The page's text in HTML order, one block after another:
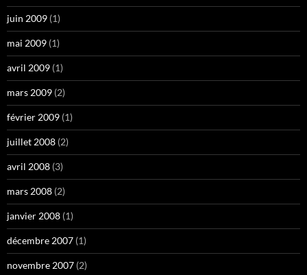
juin 2009 (1)
mai 2009 (1)
avril 2009 (1)
mars 2009 (2)
février 2009 (1)
juillet 2008 (2)
avril 2008 (3)
mars 2008 (2)
janvier 2008 (1)
décembre 2007 (1)
novembre 2007 (2)